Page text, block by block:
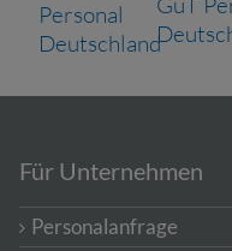
Für Unternehmen
Personalanfrage